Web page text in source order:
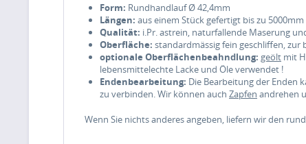
Form: Rundhandlauf Ø 42,4mm
Längen: aus einem Stück gefertigt bis zu
Qualität: i.Pr. astrein, naturfallende Maserung
Oberfläche: standardmässig fein geschliffen,
optionale Oberflächenbeahndlung: geölt mit
lebensmittelechte Lacke und Öle verwendet !
Endenbearbeitung: Die Bearbeitung der Enden
zu verbinden. Wir können auch Zapfen andrehen
Wenn Sie nichts anderes angeben, liefern wir den